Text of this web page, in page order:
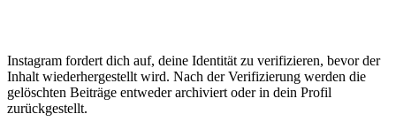
Instagram fordert dich auf, deine Identität zu verifizieren, bevor der
Inhalt wiederhergestellt wird. Nach der Verifizierung werden die
gelöschten Beiträge entweder archiviert oder in dein Profil
zurückgestellt.